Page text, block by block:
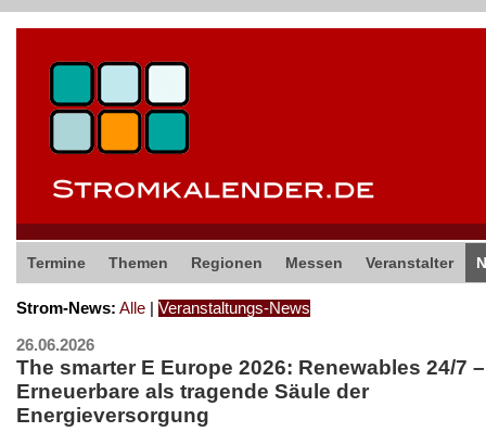
Termine Themen Regionen Messen Veranstalter
Strom-News: Alle Veranstaltungs-News
26.06.2026
The smarter E Europe 2026: Renewables 24/7 –
Erneuerbare als tragende Säule der
Energieversorgung